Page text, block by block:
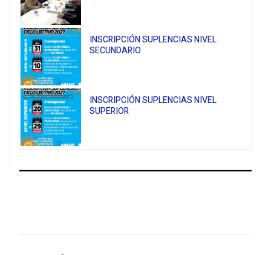
INSCRIPCIÓN SUPLENCIAS NIVEL
SECUNDARIO
INSCRIPCIÓN SUPLENCIAS NIVEL
SUPERIOR